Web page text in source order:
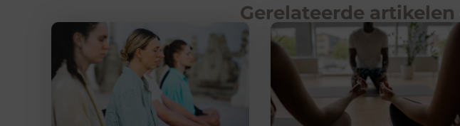
Gerelateerde artikelen